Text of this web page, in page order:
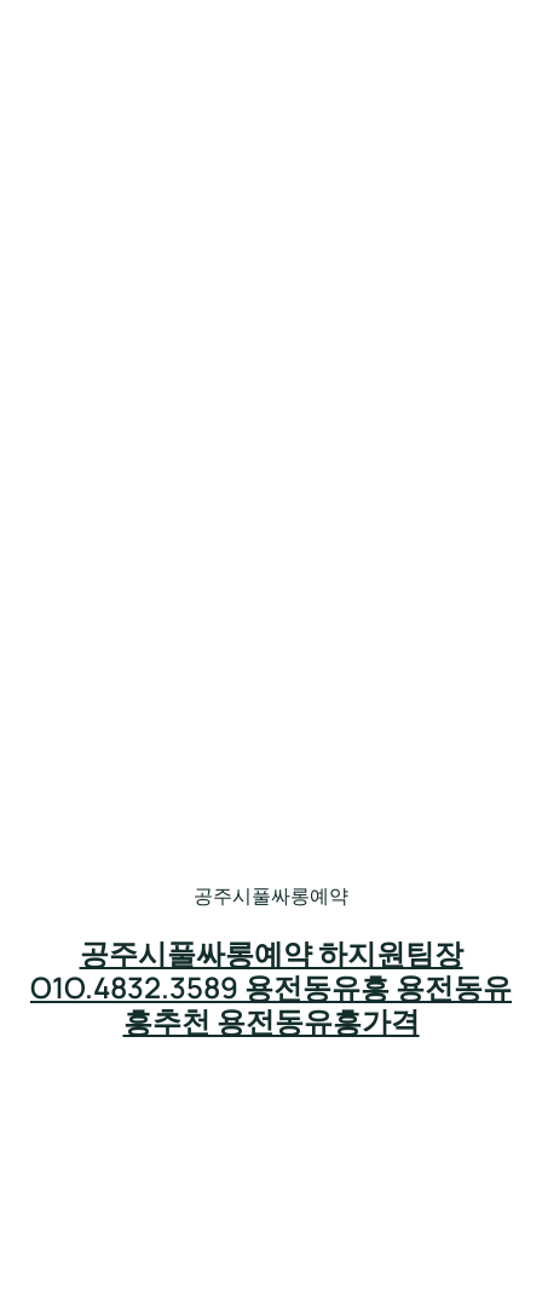
공주시풀싸롱예약
공주시풀싸롱예약 하지원팀장
O1O.4832.3589 용전동유흥 용전동유
흥추천 용전동유흥가격